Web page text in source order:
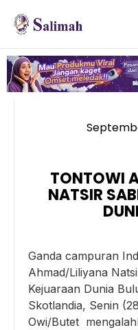
TONTOWI
NATSIR
Ganda campuran
Ahmad/Liliyana
Kejuaraan Dunia
Skotlandia, Senin
Owi/Butet